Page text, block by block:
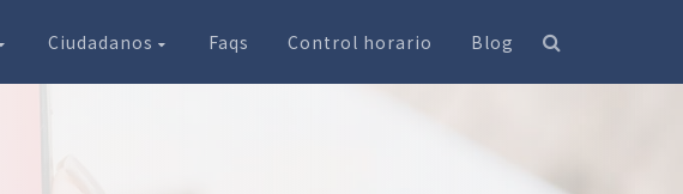
Ciudadanos Faqs Control horario Blog